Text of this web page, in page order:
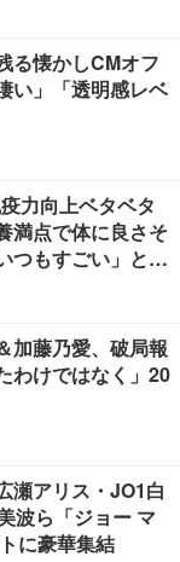
る懐かしCMオフ
い」「透明感レベ
力向上ベタベタ
満点で体に良さそ
つもすごい」と反
加藤乃愛、破局報
わけではなく」20
瀬アリス・JO1白
波ら「ジョー マ
に豪華集結